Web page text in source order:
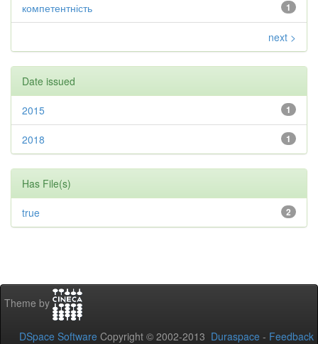
1
компетентність
next >
Date issued
1
2015
1
2018
Has File(s)
2
true
Theme by
DSpace Software Copyright © 2002-2013 Duraspace - Feedback